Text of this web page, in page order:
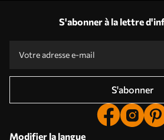
S'abonner à la lettre
S'abonner
Modifier la langue